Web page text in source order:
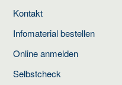
Kontakt
Infomaterial bestellen
Online anmelden
Selbstcheck